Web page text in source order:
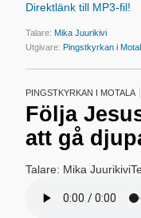
Direktlänk till MP3-fil!
Talare:Mika Juurikivi
Utgivare:Pingstkyrkan i
PINGSTKYRKAN I MOTALA
Följa
att gå
Talare: Mika